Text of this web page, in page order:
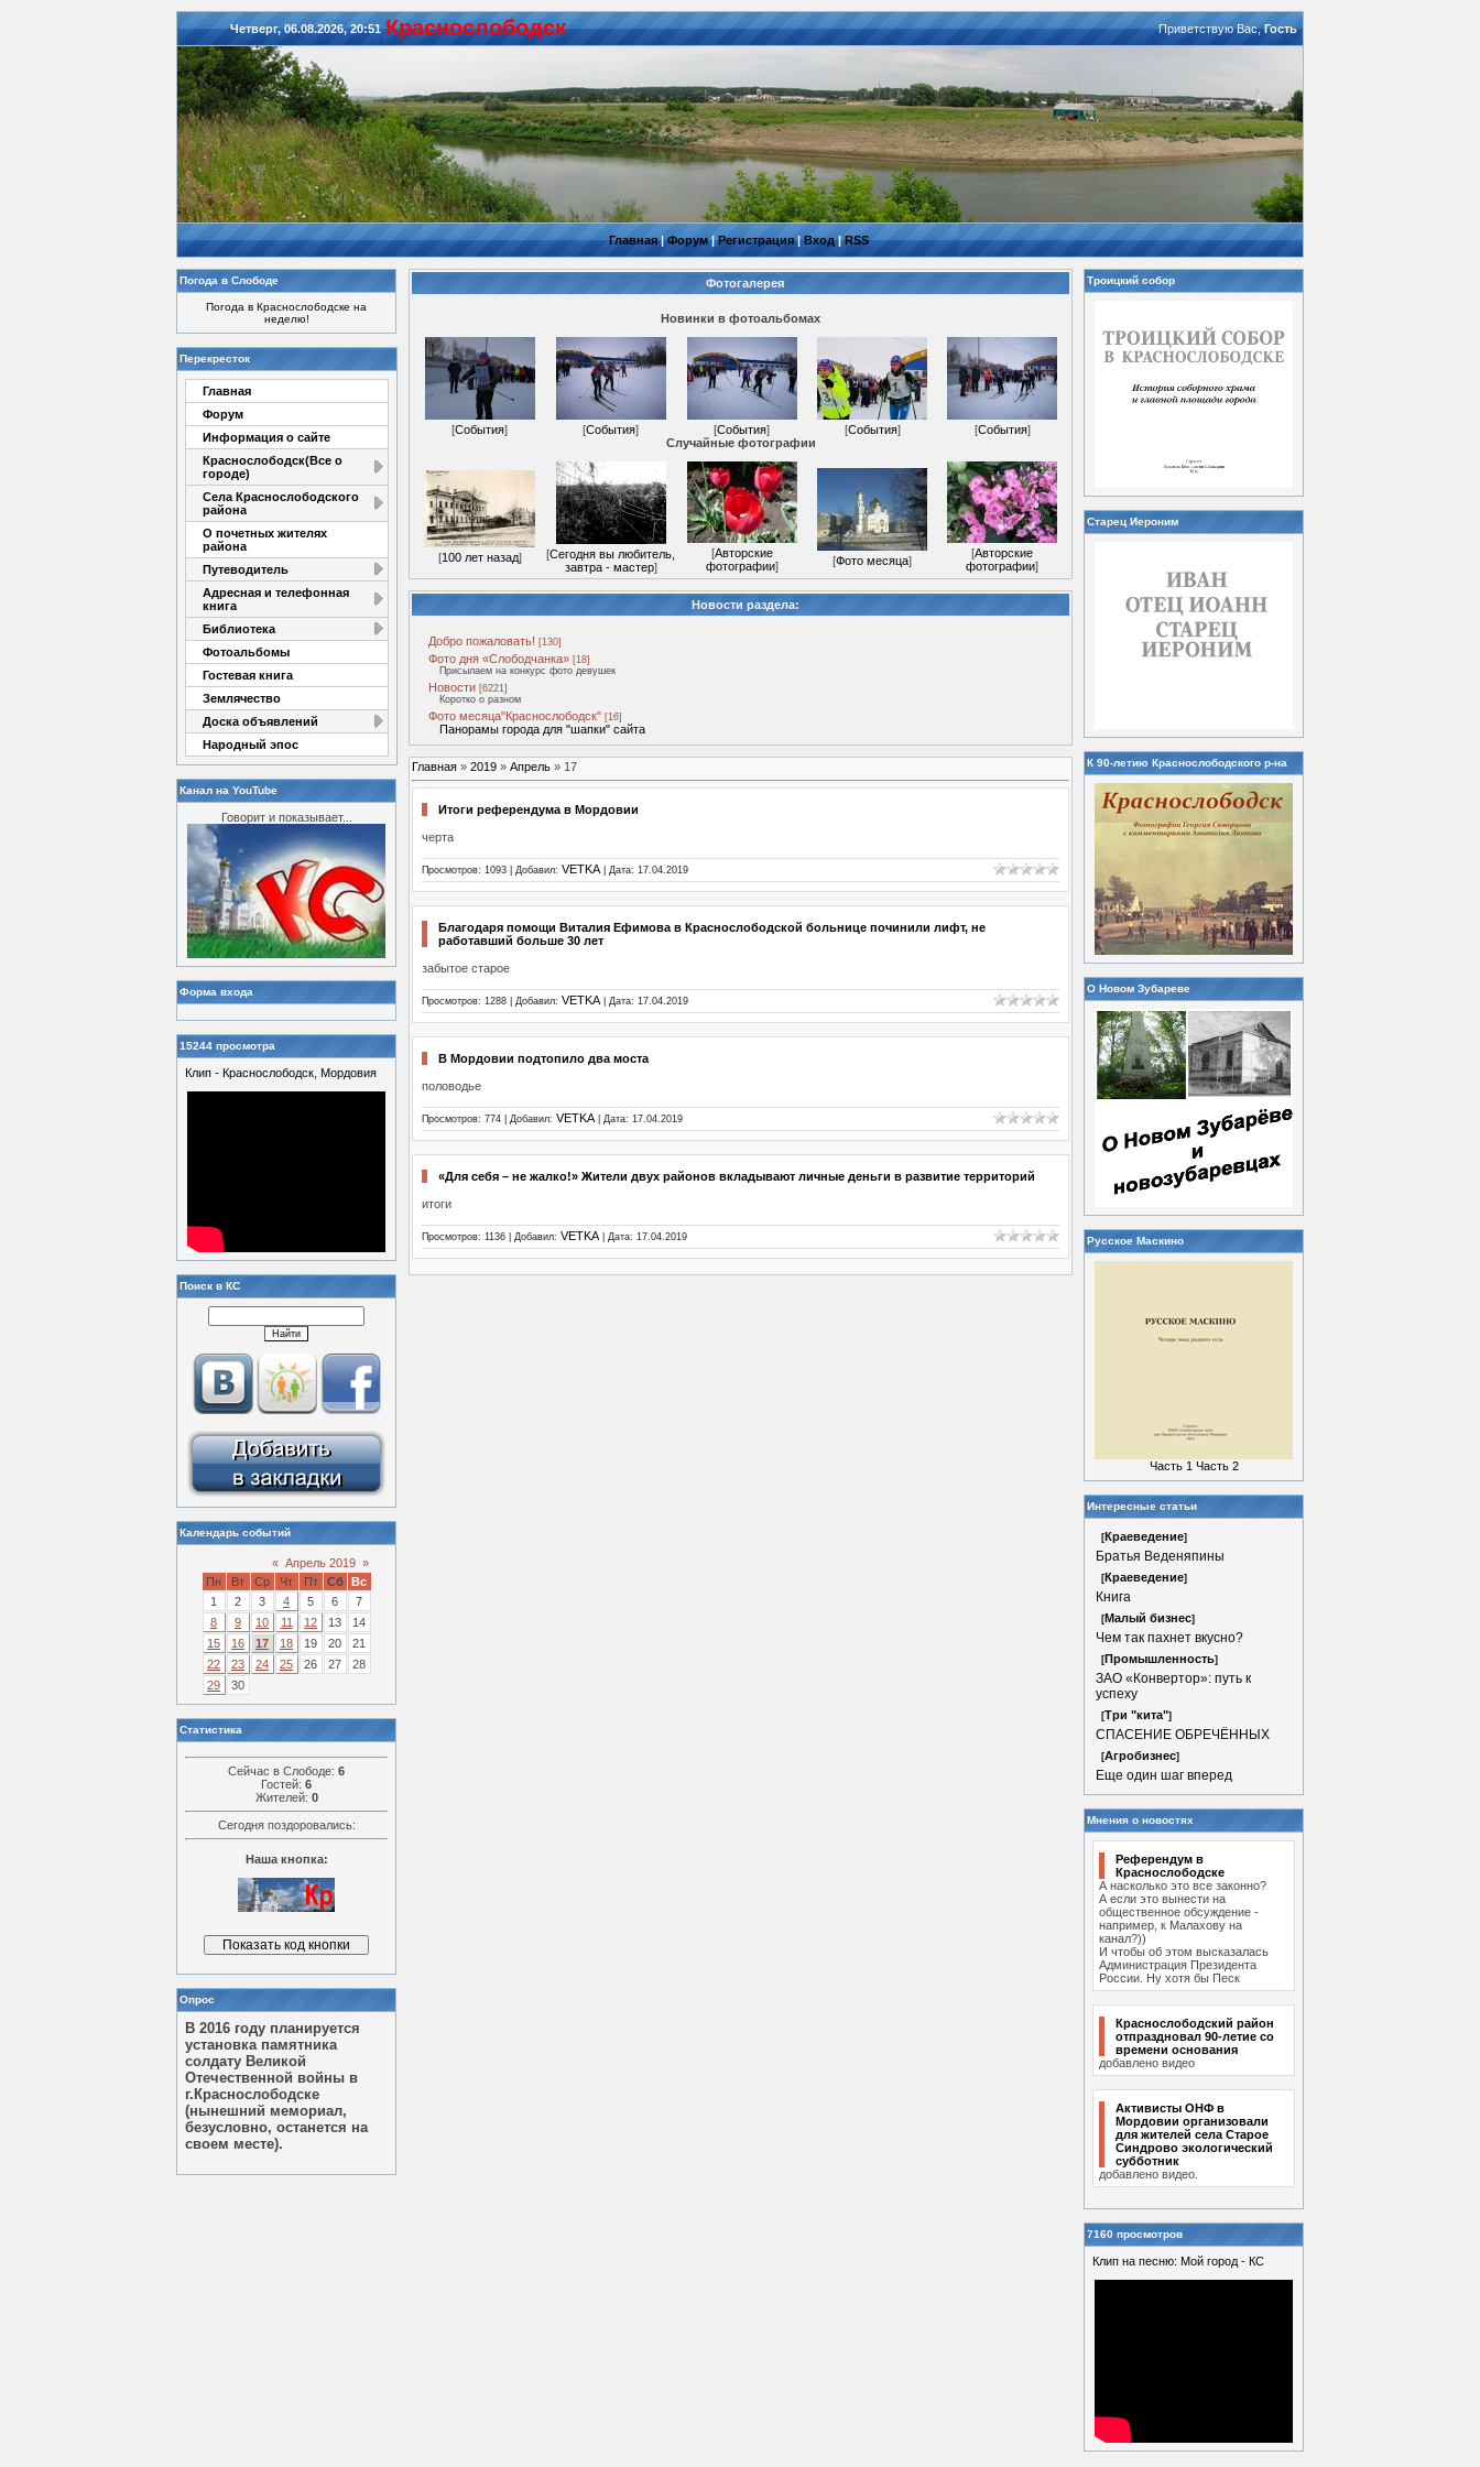
Четверг, 06.08.2026, 20:51 Красноcлободск Приветствую Вас,Гость
Главная|Форум|Регистрация|Вход|RSS
Погода в Слободе
Погода в Краснослободске на
неделю!
Перекресток
Главная
Форум
Информация о сайте
Краснослободск(Все о
городе)
Села Краснослободского
района
О почетных жителях
района
Путеводитель
Адресная и телефонная
книга
Библиотека
Фотоальбомы
Гостевая книга
Землячество
Доска объявлений
Народный эпос
Канал на YouTube
Говорит и показывает...
Форма входа
15244 просмотра
Клип - Краснослободск, Мордовия
Поиск в КС
Календарь событий
« Апрель 2019 »
Пн
Вт Ср Чт Пт Сб
Вс
1
2 3 4 5 6
7
8
9 10 11 12 13
14
15
16 17 18 19 20
21
22
23 24 25 26 27
28
29
30
Статистика
Сейчас в Слободе: 6
Гостей: 6
Жителей: 0
Сегодня поздоровались:
Наша кнопка:
Опрос
В 2016 году планируется
установка памятника
солдату Великой
Отечественной войны в
г.Краснослободске
(нынешний мемориал,
безусловно, останется на
своем месте).
Фотогалерея
Новинки в фотоальбомах
[События] [События] [События] [События] [События]
Случайные фотографии
[100 лет назад] [Сегодня вы любитель,
завтра - мастер]
[Авторские
фотографии] [Фото месяца]
[Авторские
фотографии]
Новости раздела:
Добро пожаловать! [130]
Фото дня «Слободчанка» [18]
Присылаем на конкурс фото девушек
Новости [6221]
Коротко о разном
Фото месяца"Краснослободск" [16]
Панорамы города для "шапки" сайта
Главная » 2019 » Апрель » 17
Итоги референдума в Мордовии
черта
Просмотров: 1093 | Добавил: VETKA| Дата: 17.04.2019
Благодаря помощи Виталия Ефимова в Краснослободской больнице починили лифт, не
работавший больше 30 лет
забытое старое
Просмотров: 1288 | Добавил: VETKA| Дата: 17.04.2019
В Мордовии подтопило два моста
половодье
Просмотров: 774 | Добавил: VETKA| Дата: 17.04.2019
«Для себя – не жалко!» Жители двух районов вкладывают личные деньги в развитие территорий
итоги
Просмотров: 1136 | Добавил: VETKA| Дата: 17.04.2019
Троицкий собор
Старец Иероним
К 90-летию Краснослободского р-на
О Новом Зубареве
Русское Маскино
Часть 1 Часть 2
Интересные статьи
[Краеведение]
Братья Веденяпины
[Краеведение]
Книга
[Малый бизнес]
Чем так пахнет вкусно?
[Промышленность]
ЗАО «Конвертор»: путь к
успеху
[Три "кита"]
СПАСЕНИЕ ОБРЕЧЁННЫХ
[Агробизнес]
Еще один шаг вперед
Мнения о новостях
Референдум в
Краснослободске
А насколько это все законно?
А если это вынести на
общественное обсуждение -
например, к Малахову на
канал?))
И чтобы об этом высказалась
Администрация Президента
России. Ну хотя бы Песк
Краснослободский район
отпраздновал 90-летие со
времени основания
добавлено видео
Активисты ОНФ в
Мордовии организовали
для жителей села Старое
Синдрово экологический
субботник
добавлено видео.
7160 просмотров
Клип на песню: Мой город - КС